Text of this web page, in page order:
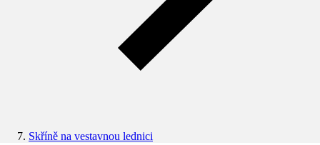
Skříně na vestavnou lednici